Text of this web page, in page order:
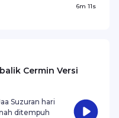
boleh
6m 11s
Cermin Versi
Suzuran hari
ditempuh